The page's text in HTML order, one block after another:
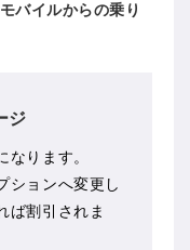
バイルからの乗り
ジ
なります。
ションへ変更し
ば割引されま